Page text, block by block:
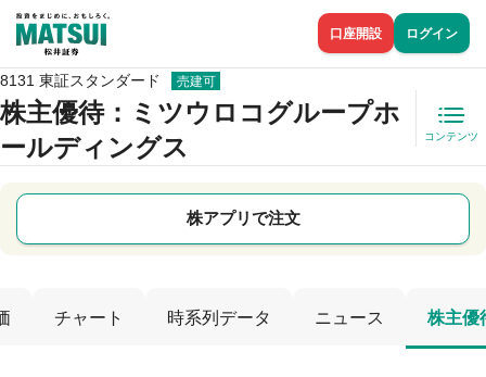
口座開設 ログイン
8131 東証スタンダード 売建可
株主優待：ミツウロコグループホ
ールディングス
コンテンツ
株アプリで注文
チャート 時系列データ ニュース 株主優